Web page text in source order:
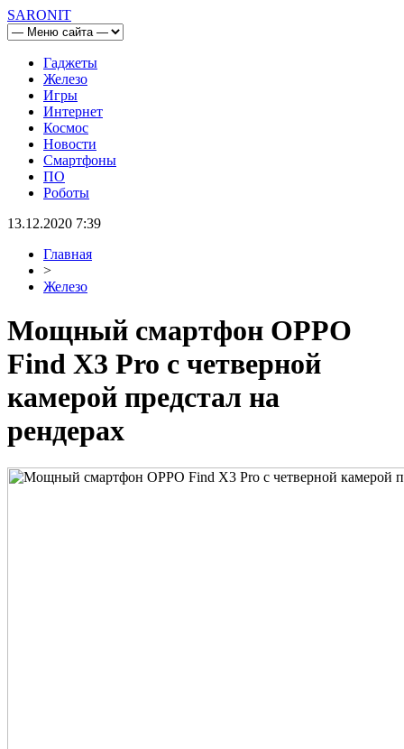
SARONIT
Гаджеты
Железо
Игры
Интернет
Космос
Новости
Смартфоны
ПО
Роботы
13.12.2020 7:39
Главная
>
Железо
Мощный смартфон OPPO
Find X3 Pro с четверной
камерой предстал на
рендерах